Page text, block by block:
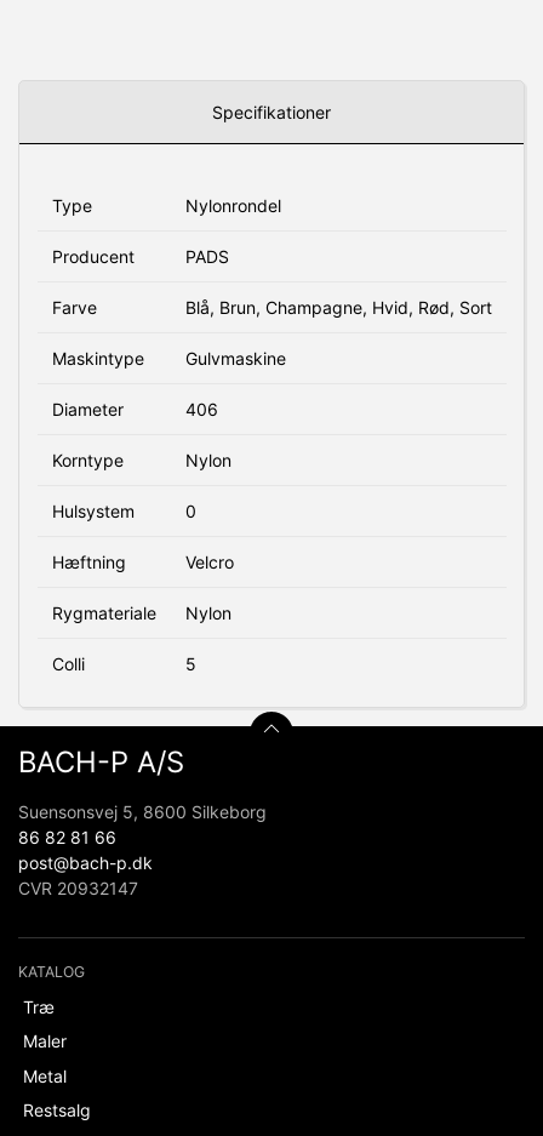
Specifikationer
Type Nylonrondel
Producent PADS
Farve Blå, Brun, Champagne, Hvid, Rød, Sort
Maskintype Gulvmaskine
Diameter 406
Korntype Nylon
Hulsystem 0
Hæftning Velcro
Rygmateriale Nylon
Colli 5
BACH-P A/S
Suensonsvej 5, 8600 Silkeborg
86 82 81 66
post@bach-p.dk
CVR 20932147
KATALOG
Træ
Maler
Metal
Restsalg